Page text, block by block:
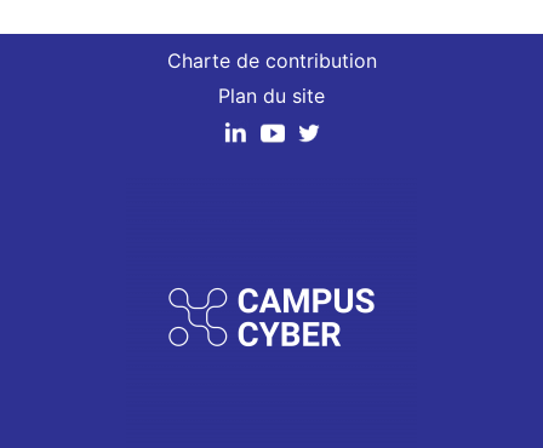
Charte de contribution
Plan du site